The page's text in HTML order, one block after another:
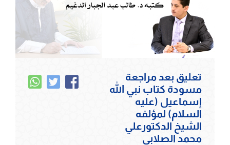
تعليق بعد مراجعة
مسودة كتاب نبي الله
إسماعيل (عليه
السلام) لمؤلفه
الشيخ الدكتورعلي
محمد الصلابي